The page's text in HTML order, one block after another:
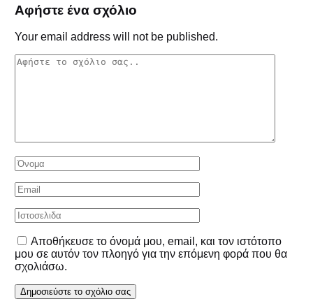
Αφήστε ένα σχόλιο
Your email address will not be published.
Αποθήκευσε το όνομά μου, email, και τον ιστότοπο
μου σε αυτόν τον πλοηγό για την επόμενη φορά που θα
σχολιάσω.